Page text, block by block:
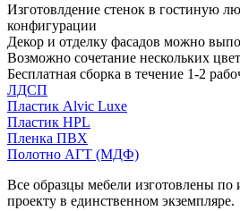
Изготовлдение стенок в гостиную
конфигурации
Декор и отделку фасадов можно
Возможно сочетание нескольких
Бесплатная сборка в течение 1-2
ЛДСП
Пластик Alvic Luxe
Пластик HPL
Пленка ПВХ
Полотно АГТ (МДФ)
Все образцы мебели изготовлены по
проекту в единственном экземпляре.